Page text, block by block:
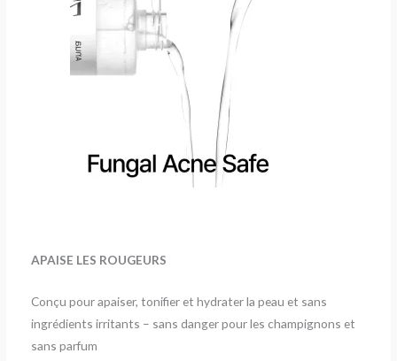
APAISE LES ROUGEURS
Conçu pour apaiser, tonifier et hydrater la peau et sans
ingrédients irritants – sans danger pour les champignons et
sans parfum